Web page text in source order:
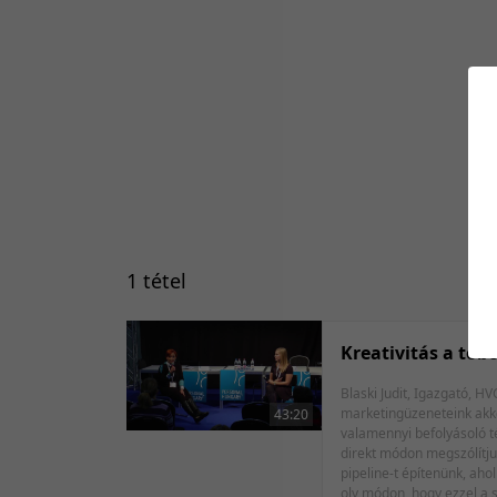
1 tétel
43:20
Kreativitás a
Blaski Judit, Igazgató, HVG HR Center Zvezdovics Anita, Akadémiai kapcsolatokért és
marketingüzeneteink
valamennyi befolyásoló
direkt módon
pipeline-t építenünk,
oly módon, hogy ezzel